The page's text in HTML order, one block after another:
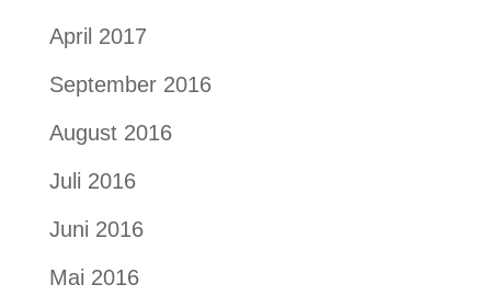
April 2017
September 2016
August 2016
Juli 2016
Juni 2016
Mai 2016